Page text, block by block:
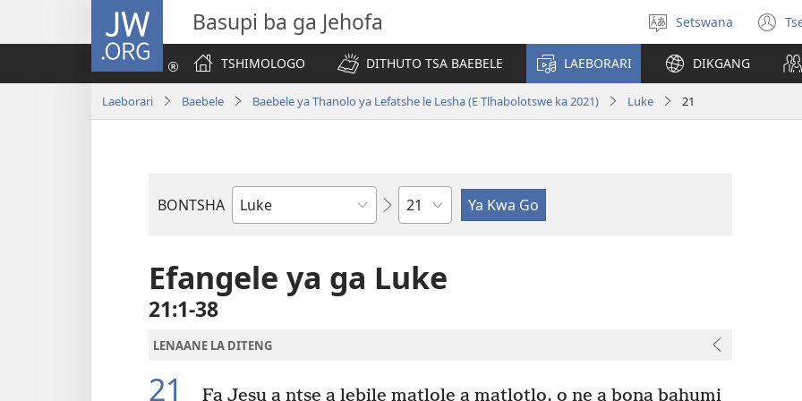
JW.ORG Basupi ba ga Jehofa
Tlhopha
puo
Setswana
(e
e
TSHIMOLOGO
DITHUTO TSA BAEBELE LAEBORARI DIKGANG
Laeborari Baebele Baebele ya Thanolo ya Lefatshe le Lesha (E Tlhabolotswe ka 2021) Luke 21
BONTSHA
Dibuka
Baebele
Kgaolo
Efangele ya ga Luke
21:1-38
LENAANE LA DITENG
21
Fa Jesu a ntse a lebile matlole a matlotlo, o ne a bona bahumi